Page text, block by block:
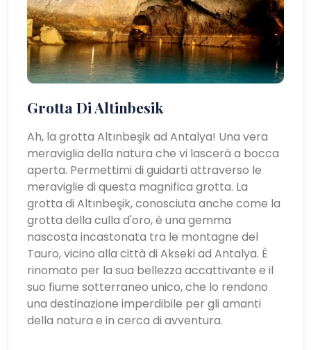
Grotta Di Altinbesik
Ah, la grotta Altınbeşik ad Antalya! Una vera
meraviglia della natura che vi lascerà a bocca
aperta. Permettimi di guidarti attraverso le
meraviglie di questa magnifica grotta. La
grotta di Altınbeşik, conosciuta anche come la
grotta della culla d'oro, è una gemma
nascosta incastonata tra le montagne del
Tauro, vicino alla città di Akseki ad Antalya. È
rinomato per la sua bellezza accattivante e il
suo fiume sotterraneo unico, che lo rendono
una destinazione imperdibile per gli amanti
della natura e in cerca di avventura.